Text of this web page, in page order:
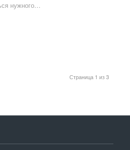
нужного…
Страница 1 из 3